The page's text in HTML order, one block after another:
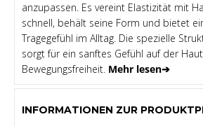
anzupassen. Es vereint Elastizität mit
schnell, behält seine Form und bietet
Tragegefühl im Alltag. Die spezielle
sorgt für ein sanftes Gefühl auf der
Bewegungsfreiheit. Mehr lesen➔
INFORMATIONEN ZUR